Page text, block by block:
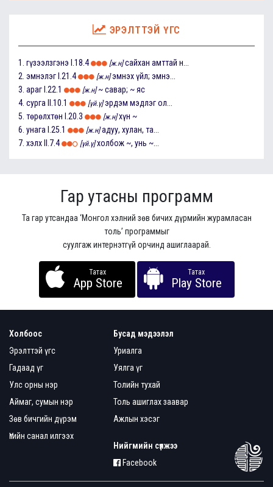
ЭРЭЛТТЭЙ ҮГС
1. гүзээлзгэнэ I.18.4 [ж.н] сайхан амттай н...
2. эмнэлэг I.21.4 [ж.н] эмнэх үйл; эмнэ...
3. араг I.22.1 [ж.н] ~ савар; ~ яс
4. сурга II.10.1 [үй.ү] эрдэм мэдлэг ол...
5. төрөлхтөн I.20.3 [ж.н] хүн ~
6. унага I.25.1 [ж.н] адуу, хулан, та...
7. хэлх II.7.4 [үй.ү] холбож ~, унь ~...
Гар утасны программ
Та гар утсандаа ‘Монгол хэлний зөв бичих дүрмийн журамласан
толь’ программыг
суулгаж интернэтгүй орчинд ашиглаарай.
Татах
App Store
Татах
Play Store
Холбоос
Эрэлттэй үгс
Гадаад үг
Улс орны нэр
Аймаг, сумын нэр
Зөв бичгийн дүрэм
Үгийн санал илгээх
Бусад мэдээлэл
Уриалга
Уялга үг
Толийн тухай
Толь ашиглах заавар
Ажлын хэсэг
Нийгмийн сүлжээ
Facebook